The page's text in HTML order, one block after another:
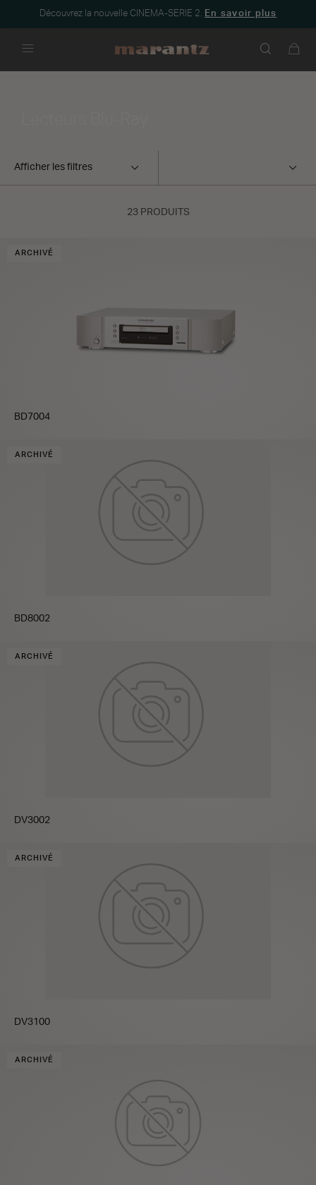
Découvrez la nouvelle CINEMA-SERIE 2. En savoir plus
Afficher les filtres
23 PRODUITS
ARCHIVÉ
BD7004
ARCHIVÉ
BD8002
ARCHIVÉ
DV3002
ARCHIVÉ
DV3100
ARCHIVÉ